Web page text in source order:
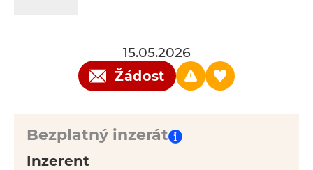
15.05.2026
Žádost
Bezplatný inzerát
Inzerent